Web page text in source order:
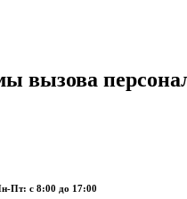
вызова
Пт: с 8:00 до 17:00